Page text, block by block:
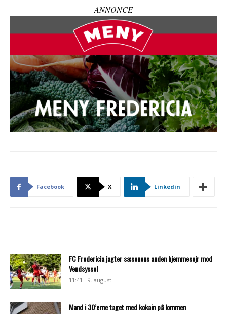
ANNONCE
Facebook X Linkedin
FC Fredericia jagter sæsonens anden hjemmesejr mod
Vendsyssel
11:41 - 9. august
Mand i 30’erne taget med kokain på lommen